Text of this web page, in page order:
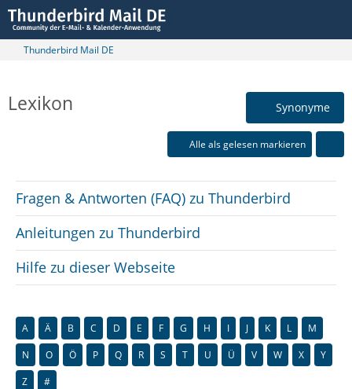
Thunderbird Mail DE
Lexikon Synonyme
Alle als gelesen markieren
Fragen & Antworten (FAQ) zu Thunderbird
Anleitungen zu Thunderbird
Hilfe zu dieser Webseite
A Ä B C D E F G H I J K L
M
N
O Ö P Q R S T U Ü V W X
Y
Z
#